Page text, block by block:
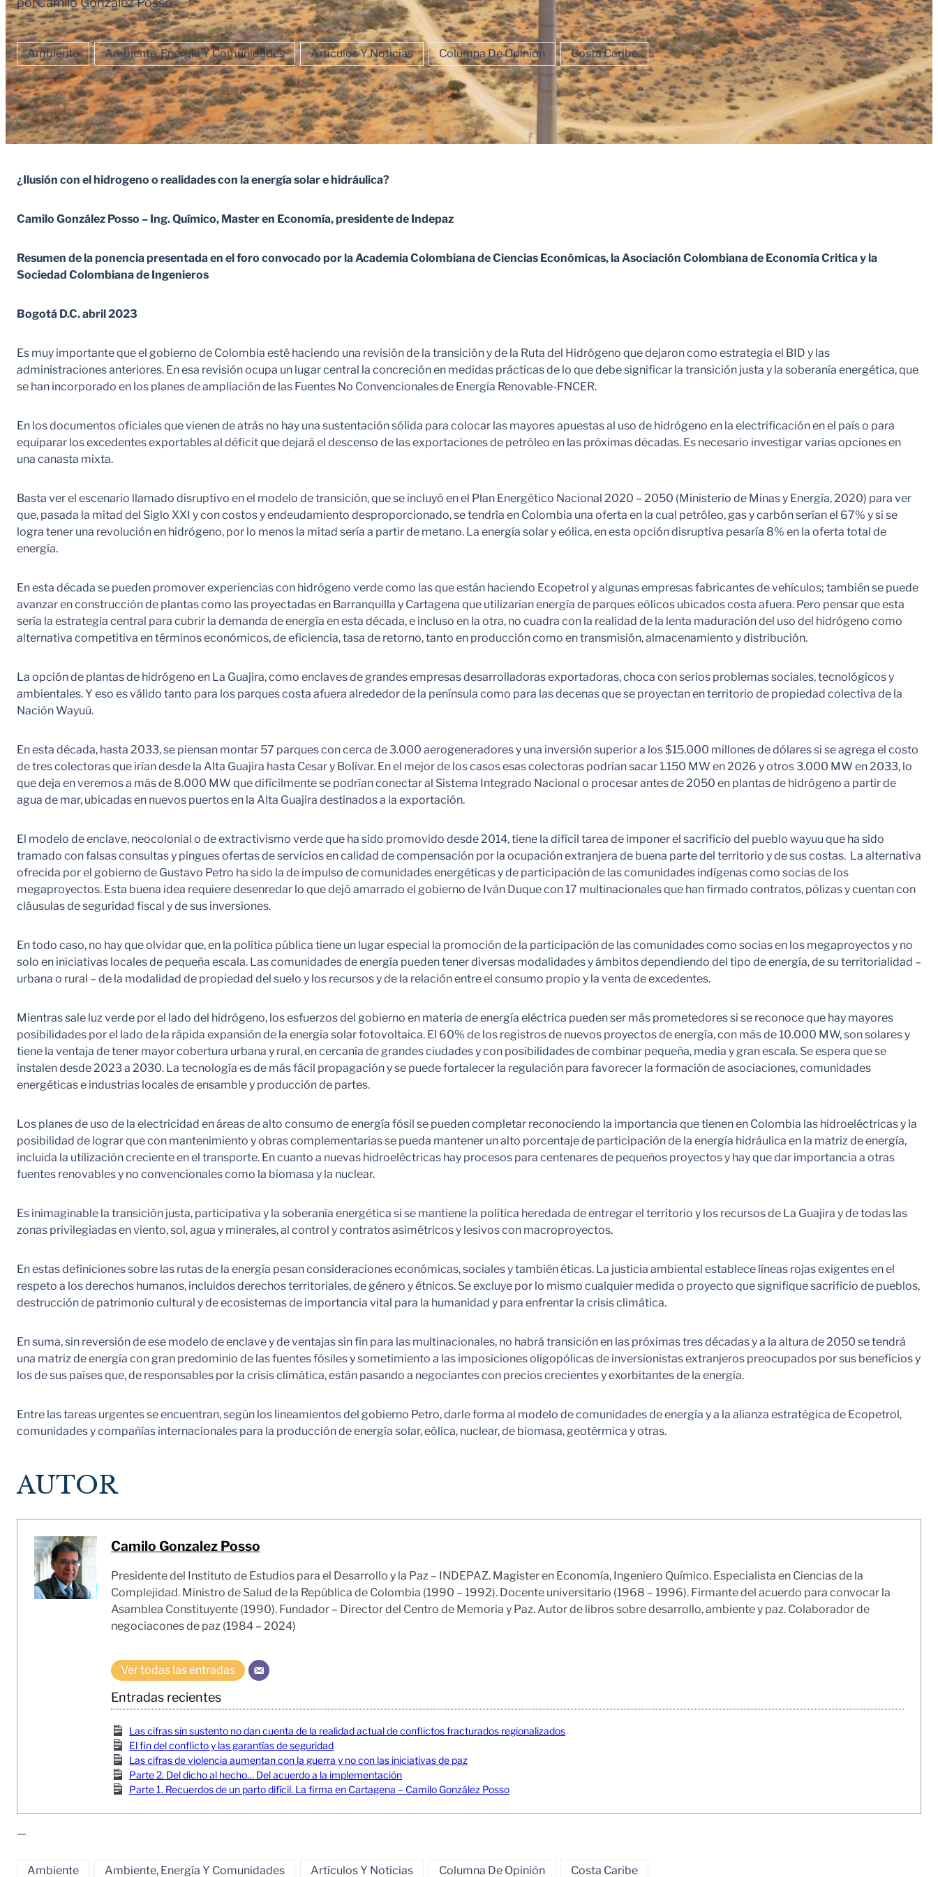
Ambiente Ambiente, Energía Y Comunidades Artículos Y Noticias Columna De Opinión Costa Caribe
¿Ilusión con el hidrogeno o realidades con la energía solar e hidráulica?
Camilo González Posso – Ing. Químico, Master en Economía, presidente de Indepaz
Resumen de la ponencia presentada en el foro convocado por la Academia Colombiana de Ciencias Económicas, la Asociación Colombiana de Economía Critica y la
Sociedad Colombiana de Ingenieros
Bogotá D.C. abril 2023
Es muy importante que el gobierno de Colombia esté haciendo una revisión de la transición y de la Ruta del Hidrógeno que dejaron como estrategia el BID y las
administraciones anteriores. En esa revisión ocupa un lugar central la concreción en medidas prácticas de lo que debe significar la transición justa y la soberanía energética, que
se han incorporado en los planes de ampliación de las Fuentes No Convencionales de Energía Renovable-FNCER.
En los documentos oficiales que vienen de atrás no hay una sustentación sólida para colocar las mayores apuestas al uso de hidrógeno en la electrificación en el país o para
equiparar los excedentes exportables al déficit que dejará el descenso de las exportaciones de petróleo en las próximas décadas. Es necesario investigar varias opciones en
una canasta mixta.
Basta ver el escenario llamado disruptivo en el modelo de transición, que se incluyó en el Plan Energético Nacional 2020 – 2050 (Ministerio de Minas y Energía, 2020) para ver
que, pasada la mitad del Siglo XXI y con costos y endeudamiento desproporcionado, se tendría en Colombia una oferta en la cual petróleo, gas y carbón serían el 67% y si se
logra tener una revolución en hidrógeno, por lo menos la mitad sería a partir de metano. La energía solar y eólica, en esta opción disruptiva pesaría 8% en la oferta total de
energía.
En esta década se pueden promover experiencias con hidrógeno verde como las que están haciendo Ecopetrol y algunas empresas fabricantes de vehículos; también se puede
avanzar en construcción de plantas como las proyectadas en Barranquilla y Cartagena que utilizarían energía de parques eólicos ubicados costa afuera. Pero pensar que esta
sería la estrategia central para cubrir la demanda de energía en esta década, e incluso en la otra, no cuadra con la realidad de la lenta maduración del uso del hidrógeno como
alternativa competitiva en términos económicos, de eficiencia, tasa de retorno, tanto en producción como en transmisión, almacenamiento y distribución.
La opción de plantas de hidrógeno en La Guajira, como enclaves de grandes empresas desarrolladoras exportadoras, choca con serios problemas sociales, tecnológicos y
ambientales. Y eso es válido tanto para los parques costa afuera alrededor de la península como para las decenas que se proyectan en territorio de propiedad colectiva de la
Nación Wayuú.
En esta década, hasta 2033, se piensan montar 57 parques con cerca de 3.000 aerogeneradores y una inversión superior a los $15.000 millones de dólares si se agrega el costo
de tres colectoras que irían desde la Alta Guajira hasta Cesar y Bolívar. En el mejor de los casos esas colectoras podrían sacar 1.150 MW en 2026 y otros 3.000 MW en 2033, lo
que deja en veremos a más de 8.000 MW que difícilmente se podrían conectar al Sistema Integrado Nacional o procesar antes de 2050 en plantas de hidrógeno a partir de
agua de mar, ubicadas en nuevos puertos en la Alta Guajira destinados a la exportación.
El modelo de enclave, neocolonial o de extractivismo verde que ha sido promovido desde 2014, tiene la difícil tarea de imponer el sacrificio del pueblo wayuu que ha sido
tramado con falsas consultas y pingues ofertas de servicios en calidad de compensación por la ocupación extranjera de buena parte del territorio y de sus costas. La alternativa
ofrecida por el gobierno de Gustavo Petro ha sido la de impulso de comunidades energéticas y de participación de las comunidades indígenas como socias de los
megaproyectos. Esta buena idea requiere desenredar lo que dejó amarrado el gobierno de Iván Duque con 17 multinacionales que han firmado contratos, pólizas y cuentan con
cláusulas de seguridad fiscal y de sus inversiones.
En todo caso, no hay que olvidar que, en la política pública tiene un lugar especial la promoción de la participación de las comunidades como socias en los megaproyectos y no
solo en iniciativas locales de pequeña escala. Las comunidades de energía pueden tener diversas modalidades y ámbitos dependiendo del tipo de energía, de su territorialidad –
urbana o rural – de la modalidad de propiedad del suelo y los recursos y de la relación entre el consumo propio y la venta de excedentes.
Mientras sale luz verde por el lado del hidrógeno, los esfuerzos del gobierno en materia de energía eléctrica pueden ser más prometedores si se reconoce que hay mayores
posibilidades por el lado de la rápida expansión de la energía solar fotovoltaica. El 60% de los registros de nuevos proyectos de energía, con más de 10.000 MW, son solares y
tiene la ventaja de tener mayor cobertura urbana y rural, en cercanía de grandes ciudades y con posibilidades de combinar pequeña, media y gran escala. Se espera que se
instalen desde 2023 a 2030. La tecnología es de más fácil propagación y se puede fortalecer la regulación para favorecer la formación de asociaciones, comunidades
energéticas e industrias locales de ensamble y producción de partes.
Los planes de uso de la electricidad en áreas de alto consumo de energía fósil se pueden completar reconociendo la importancia que tienen en Colombia las hidroeléctricas y la
posibilidad de lograr que con mantenimiento y obras complementarias se pueda mantener un alto porcentaje de participación de la energía hidráulica en la matriz de energía,
incluida la utilización creciente en el transporte. En cuanto a nuevas hidroeléctricas hay procesos para centenares de pequeños proyectos y hay que dar importancia a otras
fuentes renovables y no convencionales como la biomasa y la nuclear.
Es inimaginable la transición justa, participativa y la soberanía energética si se mantiene la política heredada de entregar el territorio y los recursos de La Guajira y de todas las
zonas privilegiadas en viento, sol, agua y minerales, al control y contratos asimétricos y lesivos con macroproyectos.
En estas definiciones sobre las rutas de la energía pesan consideraciones económicas, sociales y también éticas. La justicia ambiental establece líneas rojas exigentes en el
respeto a los derechos humanos, incluidos derechos territoriales, de género y étnicos. Se excluye por lo mismo cualquier medida o proyecto que signifique sacrificio de pueblos,
destrucción de patrimonio cultural y de ecosistemas de importancia vital para la humanidad y para enfrentar la crisis climática.
En suma, sin reversión de ese modelo de enclave y de ventajas sin fin para las multinacionales, no habrá transición en las próximas tres décadas y a la altura de 2050 se tendrá
una matriz de energía con gran predominio de las fuentes fósiles y sometimiento a las imposiciones oligopólicas de inversionistas extranjeros preocupados por sus beneficios y
los de sus países que, de responsables por la crisis climática, están pasando a negociantes con precios crecientes y exorbitantes de la energía.
Entre las tareas urgentes se encuentran, según los lineamientos del gobierno Petro, darle forma al modelo de comunidades de energía y a la alianza estratégica de Ecopetrol,
comunidades y compañías internacionales para la producción de energía solar, eólica, nuclear, de biomasa, geotérmica y otras.
AUTOR
Camilo Gonzalez Posso
Presidente del Instituto de Estudios para el Desarrollo y la Paz – INDEPAZ. Magister en Economía, Ingeniero Químico. Especialista en Ciencias de la
Complejidad. Ministro de Salud de la República de Colombia (1990 – 1992). Docente universitario (1968 – 1996). Firmante del acuerdo para convocar la
Asamblea Constituyente (1990). Fundador – Director del Centro de Memoria y Paz. Autor de libros sobre desarrollo, ambiente y paz. Colaborador de
negociacones de paz (1984 – 2024)
Ver todas las entradas
Entradas recientes
Las cifras sin sustento no dan cuenta de la realidad actual de conflictos fracturados regionalizados
El fin del conflicto y las garantías de seguridad
Las cifras de violencia aumentan con la guerra y no con las iniciativas de paz
Parte 2. Del dicho al hecho… Del acuerdo a la implementación
Parte 1. Recuerdos de un parto difícil. La firma en Cartagena – Camilo González Posso
—
Ambiente Ambiente, Energía Y Comunidades Artículos Y Noticias Columna De Opinión Costa Caribe